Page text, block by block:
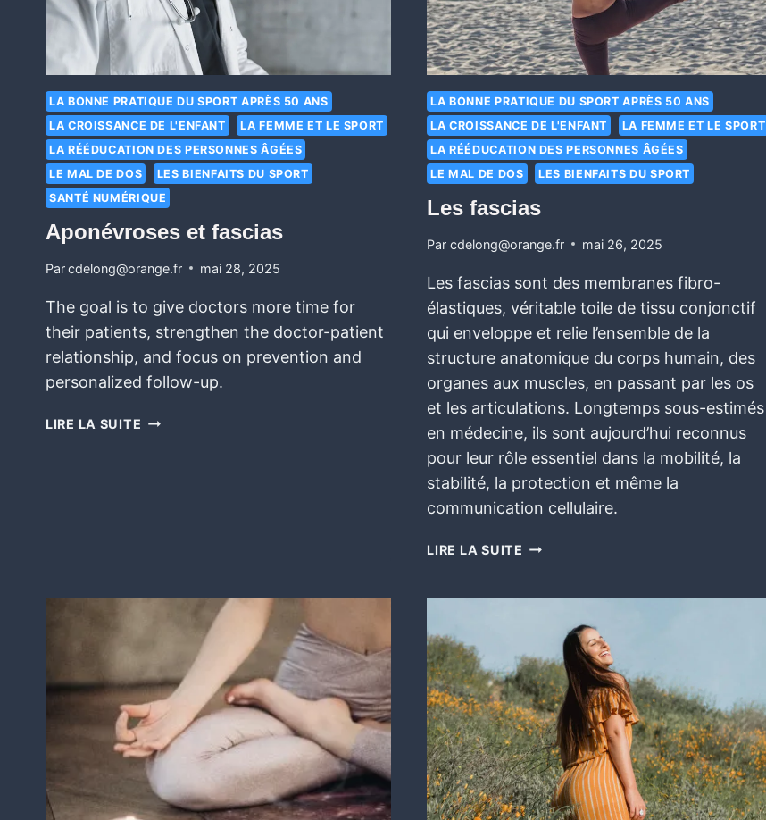
LA BONNE PRATIQUE DU SPORT APRÈS 50 ANS
LA CROISSANCE DE L'ENFANT
LA FEMME ET LE SPORT
LA RÉÉDUCATION DES PERSONNES ÂGÉES
LE MAL DE DOS
LES BIENFAITS DU SPORT
SANTÉ NUMÉRIQUE
Aponévroses et fascias
Parcdelong@orange.fr mai 28, 2025
The goal is to give doctors more time for
their patients, strengthen the doctor-patient
relationship, and focus on prevention and
personalized follow-up.
LIRE LA SUITE
LA BONNE PRATIQUE DU SPORT APRÈS 50 ANS
LA CROISSANCE DE L'ENFANT
LA FEMME ET LE SPORT
LA RÉÉDUCATION DES PERSONNES ÂGÉES
LE MAL DE DOS
LES BIENFAITS DU SPORT
Les fascias
Par cdelong@orange.fr mai 26, 2025
Les fascias sont des membranes fibro-
élastiques, véritable toile de tissu conjonctif
qui enveloppe et relie l’ensemble de la
structure anatomique du corps humain, des
organes aux muscles, en passant par les os
et les articulations. Longtemps sous-estimés
en médecine, ils sont aujourd’hui reconnus
pour leur rôle essentiel dans la mobilité, la
stabilité, la protection et même la
communication cellulaire.
LIRE LA SUITE